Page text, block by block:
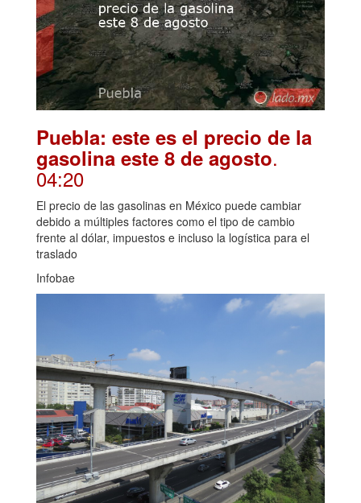
Puebla: este es el precio de la
gasolina este 8 de agosto.
04:20
El precio de las gasolinas en México puede cambiar
debido a múltiples factores como el tipo de cambio
frente al dólar, impuestos e incluso la logística para el
traslado
Infobae